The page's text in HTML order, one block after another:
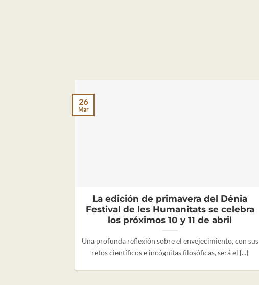
La edición de primavera del Dénia
Festival de les Humanitats se celebra
los próximos 10 y 11 de abril
Una profunda reflexión sobre el envejecimiento, con sus
retos científicos e incógnitas filosóficas, será el [...]
26
Mar